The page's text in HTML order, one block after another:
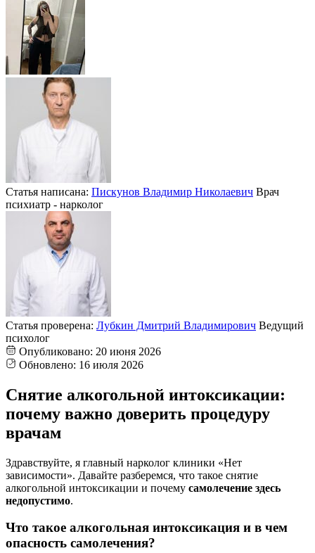
Статья написана: Пискунов Владимир Николаевич Врач
психиатр - нарколог
Статья проверена: Лубкин Дмитрий Владимирович Ведущий
психолог
Опубликовано: 20 июня 2026
Обновлено: 16 июля 2026
Снятие алкогольной интоксикации:
почему важно доверить процедуру
врачам
Здравствуйте, я главный нарколог клиники «Нет
зависимости». Давайте разберемся, что такое снятие
алкогольной интоксикации и почему самолечение здесь
недопустимо.
Что такое алкогольная интоксикация и в чем
опасность самолечения?